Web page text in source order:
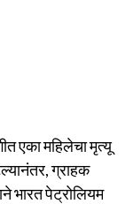
एका महिलेचा मृत्यू
ग्राहक
भारत पेट्रोलियम